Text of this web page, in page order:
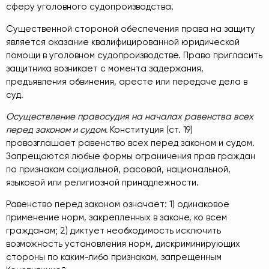
сферу уголовного судопроизводства.
Существенной стороной обеспечения права на защиту
является оказание квалифицированной юридической
помощи в уголовном судопроизводстве. Право пригласить
защитника возникает с момента задержания,
предъявления обвинения, аресте или передаче дела в
суд.
Осуществление правосудия на началах равенства всех
перед законом и судом. Конституция (ст. 19)
провозглашает равенство всех перед законом и судом.
Запрещаются любые формы ограничения прав граждан
по признакам социальной, расовой, национальной,
языковой или религиозной принадлежности.
Равенство перед законом означает: 1) одинаковое
применение норм, закрепленных в законе, ко всем
гражданам; 2) диктует необходимость исключить
возможность установления норм, дискриминирующих
стороны по каким-либо признакам, запрещенным